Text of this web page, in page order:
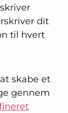
dit
til hvert
skabe et
gennem